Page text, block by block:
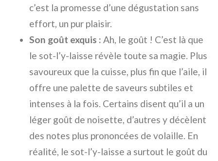
c’est la promesse d’une dégustation sans
effort, un pur plaisir.
Son goût exquis : Ah, le goût ! C’est là que
le sot-l’y-laisse révèle toute sa magie. Plus
savoureux que la cuisse, plus fin que l’aile, il
offre une palette de saveurs subtiles et
intenses à la fois. Certains disent qu’il a un
léger goût de noisette, d’autres y décèlent
des notes plus prononcées de volaille. En
réalité, le sot-l’y-laisse a surtout le goût du